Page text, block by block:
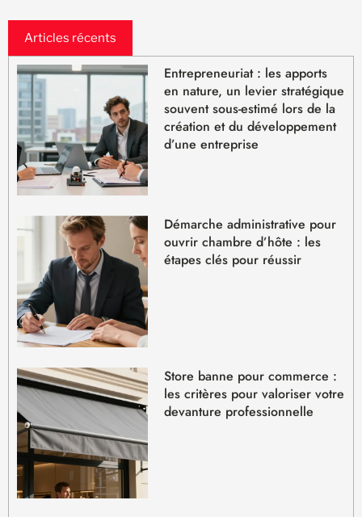
Articles récents
Entrepreneuriat : les apports
en nature, un levier stratégique
souvent sous-estimé lors de la
création et du développement
d’une entreprise
Démarche administrative pour
ouvrir chambre d’hôte : les
étapes clés pour réussir
Store banne pour commerce :
les critères pour valoriser votre
devanture professionnelle